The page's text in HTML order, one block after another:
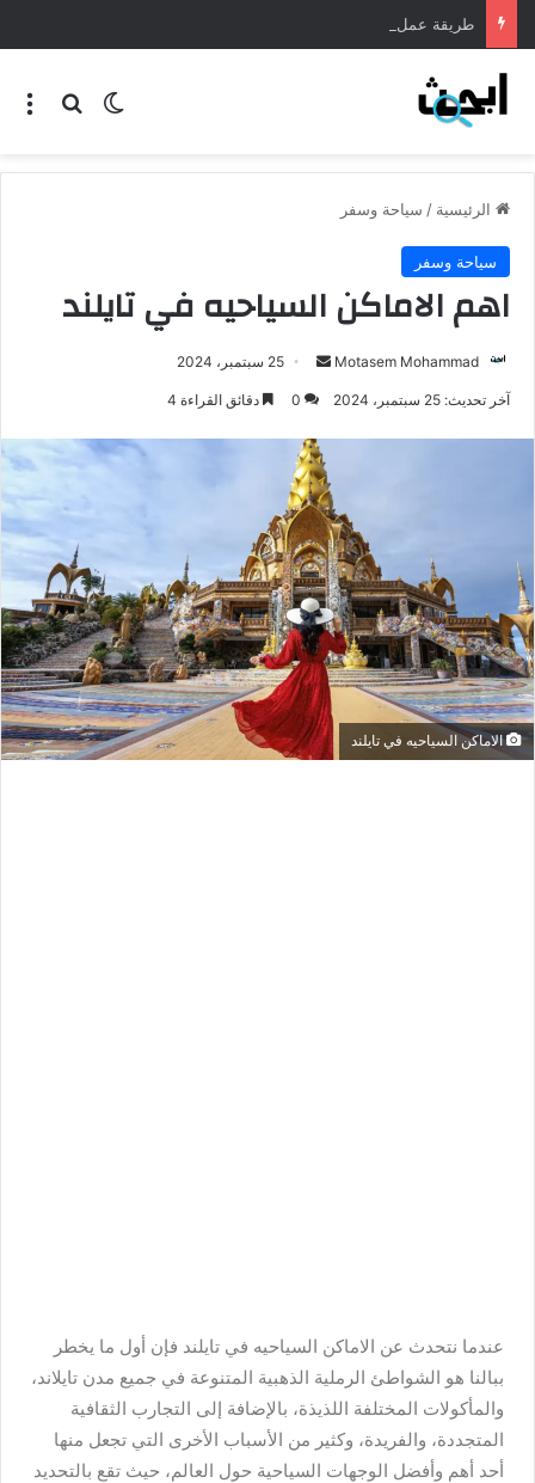
طريقة عمل المنسف الاردني
الرئيسية / سياحة وسفر
سياحة وسفر
اهم الاماكن السياحيه في تايلند
Motasem Mohammad 25 سبتمبر، 2024
آخر تحديث: 25 سبتمبر، 2024 0 دقائق القراءة 4
الاماكن السياحيه في تايلند
عندما نتحدث عن الاماكن السياحيه في تايلند فإن أول ما يخطر
ببالنا هو الشواطئ الرملية الذهبية المتنوعة في جميع مدن تايلاند،
والمأكولات المختلفة اللذيذة، بالإضافة إلى التجارب الثقافية
المتجددة، والفريدة، وكثير من الأسباب الأخرى التي تجعل منها
أحد أهم وأفضل الوجهات السياحية حول العالم، حيث تقع بالتحديد